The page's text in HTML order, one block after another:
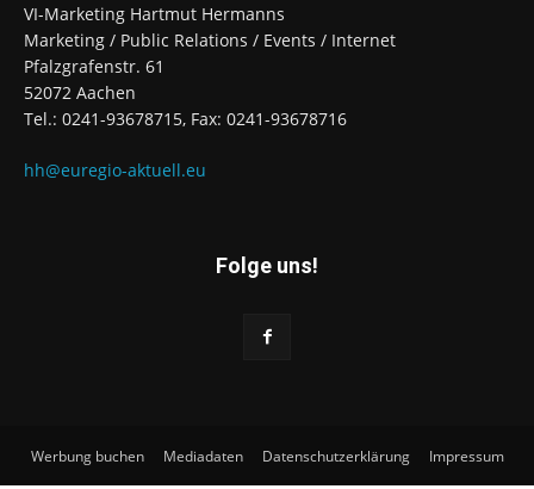
VI-Marketing Hartmut Hermanns
Marketing / Public Relations / Events / Internet
Pfalzgrafenstr. 61
52072 Aachen
Tel.: 0241-93678715, Fax: 0241-93678716
hh@euregio-aktuell.eu
Folge uns!
Werbung buchen Mediadaten Datenschutzerklärung Impressum